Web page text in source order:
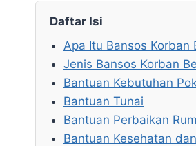
Daftar Isi
Apa Itu Bansos Korban
Jenis Bansos Korban
Bantuan Kebutuhan
Bantuan Tunai
Bantuan Perbaikan
Bantuan Kesehatan